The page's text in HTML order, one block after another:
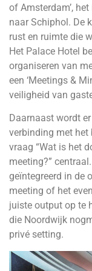
of Amsterdam’,
naar Schiphol. De
rust en ruimte die
Het Palace Hotel
organiseren van
een ‘Meetings &
veiligheid van
Daarnaast wordt
verbinding met
vraag “Wat is het
meeting?”
geïntegreerd in de
meeting of het
juiste output op te
die Noordwijk
privé setting.